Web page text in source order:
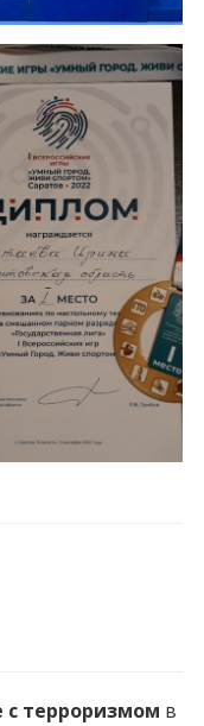
с терроризмом в